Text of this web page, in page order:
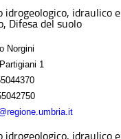
idrogeologico, idraulico e
Difesa del suolo
Norgini
1
idrogeologico, idraulico e